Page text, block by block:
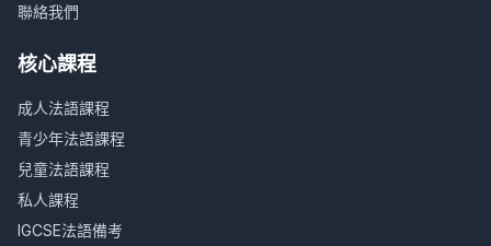
聯絡我們
核心課程
成人法語課程
青少年法語課程
兒童法語課程
私人課程
IGCSE法語備考